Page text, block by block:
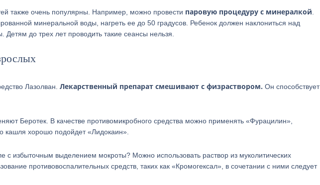
также очень популярны. Например, можно провести паровую процедуру с минералкой
минеральной воды, нагреть ее до 50 градусов. Ребенок должен наклониться над
Детям до трех лет проводить такие сеансы нельзя.
Лазолван. Лекарственный препарат смешивают с физраствором. Он способствует
Беротек. В качестве противомикробного средства можно применять «Фурацилин»,
кашля хорошо подойдет «Лидокаин».
с избыточным выделением мокроты? Можно использовать раствор из муколитических
противовоспалительных средств, таких как «Кромогексал», в сочетании с ними следует